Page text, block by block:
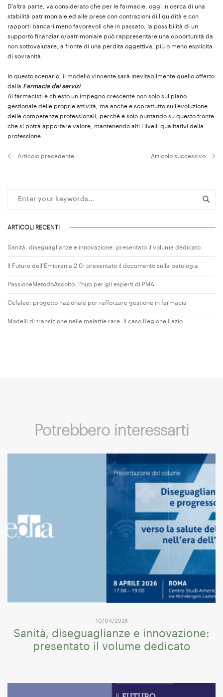
D’altra parte, va considerato che per le farmacie, oggi in cerca di una
stabilità patrimoniale ed alle prese con contrazioni di liquidità e con
rapporti bancari meno favorevoli che in passato, la possibilità di un
supporto finanziario/patrimoniale può rappresentare una opportunità da
non sottovalutare, a fronte di una perdita oggettiva, più o meno esplicita
di sovranità.
In questo scenario, il modello vincente sarà inevitabilmente quello offerto
dalla Farmacia dei servizi.
Ai farmacisti è chiesto un impegno crescente non solo sul piano
gestionale delle proprie attività, ma anche e soprattutto sull’evoluzione
delle competenze professionali, perché è solo puntando su questo fronte
che si potrà apportare valore, mantenendo alti i livelli qualitativi della
professione.
Articolo precedente Articolo successivo
ARTICOLI RECENTI
Sanità, diseguaglianze e innovazione: presentato il volume dedicato
Il Futuro dell’Emicrania 2.0: presentato il documento sulla patologia
PassioneMetodoAscolto: l’hub per gli esperti di PMA
Cefalee: progetto nazionale per rafforzare gestione in farmacia
Modelli di transizione nelle malattie rare: il caso Regione Lazio
Potrebbero interessarti
10/04/2026
Sanità, diseguaglianze e innovazione:
presentato il volume dedicato